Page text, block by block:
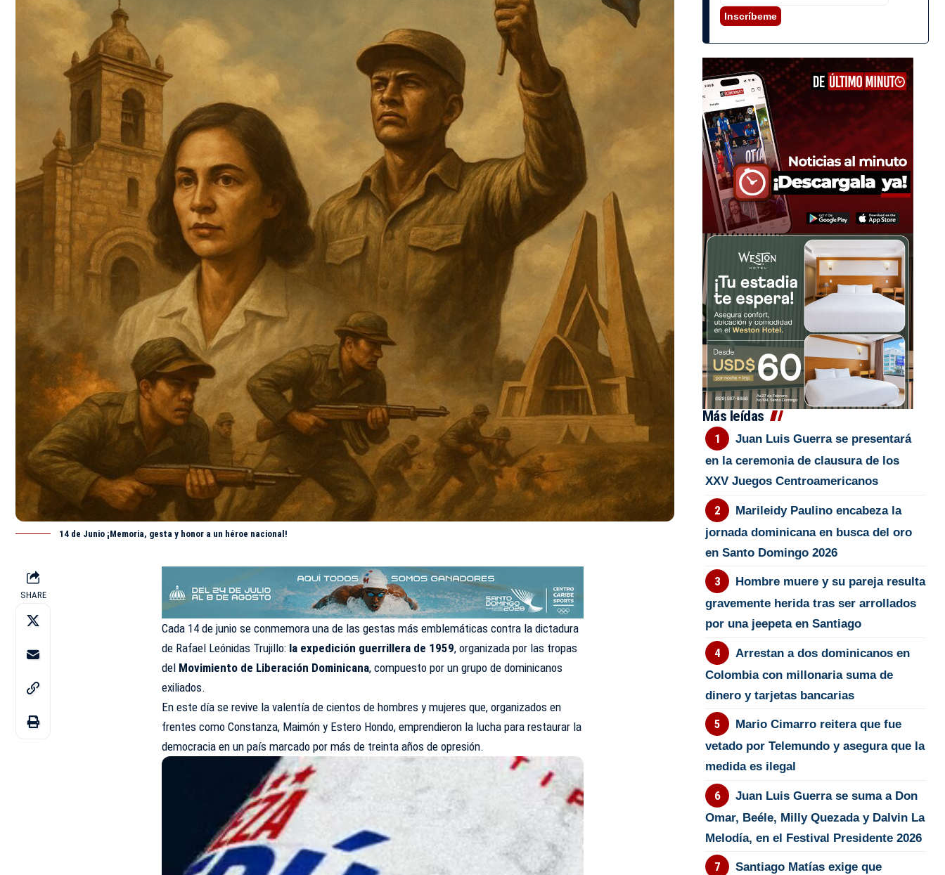
14 de Junio ¡Memoria, gesta y honor a un héroe nacional!
SHARE
Cada 14 dejunio se conmemora una de las gestas más emblemáticas contra la dictadura
de Rafael Leónidas Trujillo: la expedición guerrillera de 1959, organizada por las tropas
del Movimiento de Liberación Dominicana, compuesto por un grupo de dominicanos
exiliados.
En este día se revive la valentía de cientos de hombres y mujeres que, organizados en
frentes como Constanza, Maimón y Estero Hondo, emprendieron la lucha para restaurar la
democracia en un país marcado por más de treinta años de opresión.
Inscríbeme
Más leídas
Juan Luis Guerra se presentará
en la ceremonia de clausura de los
XXV Juegos Centroamericanos
Marileidy Paulino encabeza la
jornada dominicana en busca del oro
en Santo Domingo 2026
Hombre muere y su pareja resulta
gravemente herida tras ser arrollados
por una jeepeta en Santiago
Arrestan a dos dominicanos en
Colombia con millonaria suma de
dinero y tarjetas bancarias
Mario Cimarro reitera que fue
vetado por Telemundo y asegura que la
medida es ilegal
Juan Luis Guerra se suma a Don
Omar, Beéle, Milly Quezada y Dalvin La
Melodía, en el Festival Presidente 2026
Santiago Matías exige que